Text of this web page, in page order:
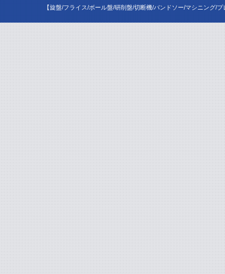
【旋盤/フライス/ボール盤/研削盤/切断機/バンドソー/マシニング/